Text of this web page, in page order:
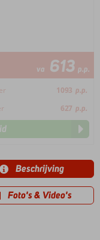
va 613 p.p.
1093 p.p.
627 p.p.
Beschrijving
Foto's & Video's